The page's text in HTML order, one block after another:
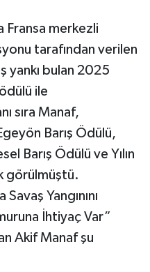
Fransa merkezli
tarafından verilen
yankı bulan 2025
ile
sıra Manaf,
Barış Ödülü,
Barış Ödülü ve Yılın
görülmüştü.
Yangınını
İhtiyaç Var”
Akif Manaf şu